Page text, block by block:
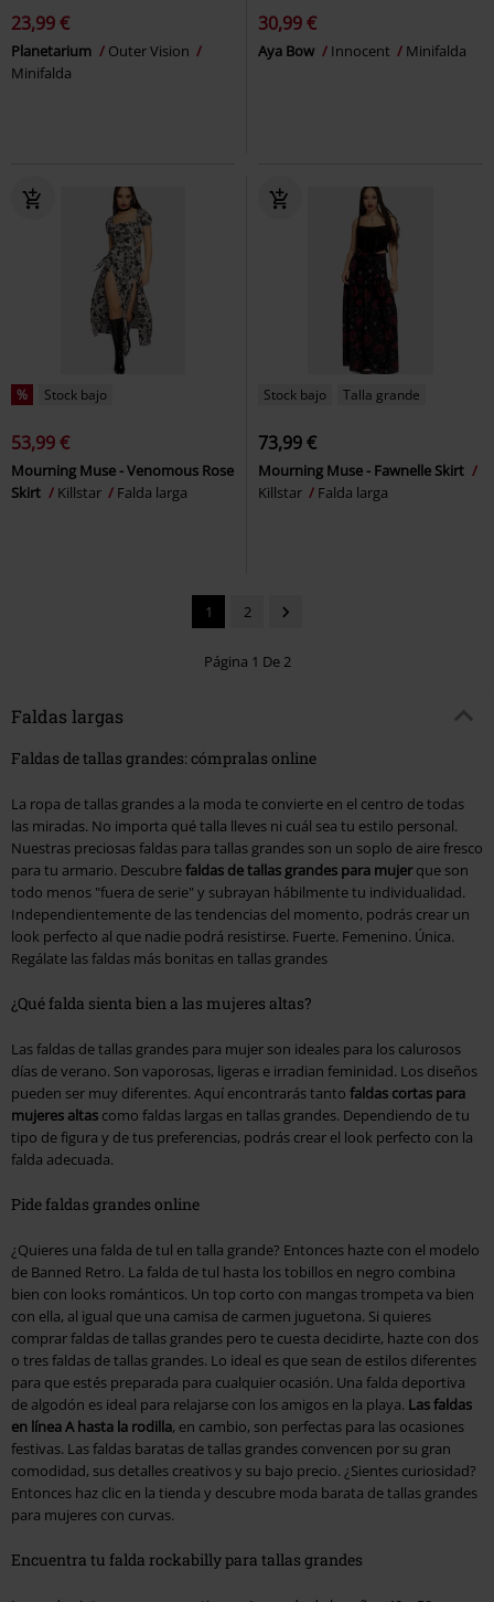
23,99 €
Planetarium
Outer Vision
Minifalda
30,99 €
Aya Bow Innocent Minifalda
% Stock bajo
53,99 €
Mourning Muse - Venomous Rose
Skirt
Killstar Falda larga
Stock bajo Talla grande
73,99 €
Mourning Muse - Fawnelle Skirt
Killstar
Falda larga
1 2
Página 1 De 2
Faldas largas
Faldas de tallas grandes: cómpralas online
La ropa de tallas grandes a la moda te convierte en el centro de todas
las miradas. No importa qué talla lleves ni cuál sea tu estilo personal.
Nuestras preciosas faldas para tallas grandes son un soplo de aire fresco
para tu armario. Descubrefaldas de tallas grandes para mujerque son
todo menos "fuera de serie" y subrayan hábilmente tu individualidad.
Independientemente de las tendencias del momento, podrás crear un
look perfecto al que nadie podrá resistirse. Fuerte. Femenino. Única.
Regálate las faldas más bonitas en tallas grandes
¿Qué falda sienta bien a las mujeres altas?
Las faldas de tallas grandes para mujer son ideales para los calurosos
días de verano. Son vaporosas, ligeras e irradian feminidad. Los diseños
pueden ser muy diferentes. Aquí encontrarás tanto faldas cortas para
mujeres altas como faldas largas en tallas grandes. Dependiendo de tu
tipo de figura y de tus preferencias, podrás crear el look perfecto con la
falda adecuada.
Pide faldas grandes online
¿Quieres una falda de tul en talla grande? Entonces hazte con el modelo
de Banned Retro. La falda de tul hasta los tobillos en negro combina
bien con looks románticos. Un top corto con mangas trompeta va bien
con ella, al igual que una camisa de carmen juguetona. Si quieres
comprar faldas de tallas grandes pero te cuesta decidirte, hazte con dos
o tres faldas de tallas grandes. Lo ideal es que sean de estilos diferentes
para que estés preparada para cualquier ocasión. Una falda deportiva
de algodón es ideal para relajarse con los amigos en la playa. Las faldas
en línea A hasta la rodilla, en cambio, son perfectas para las ocasiones
festivas. Las faldas baratas de tallas grandes convencen por su gran
comodidad, sus detalles creativos y su bajo precio. ¿Sientes curiosidad?
Entonces haz clic en la tienda y descubre moda barata de tallas grandes
para mujeres con curvas.
Encuentra tu falda rockabilly para tallas grandes